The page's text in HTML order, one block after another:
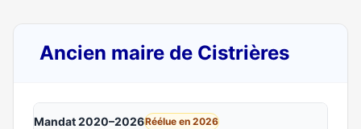
Ancien maire de Cistrières
Mandat 2020–2026Réélue en 2026